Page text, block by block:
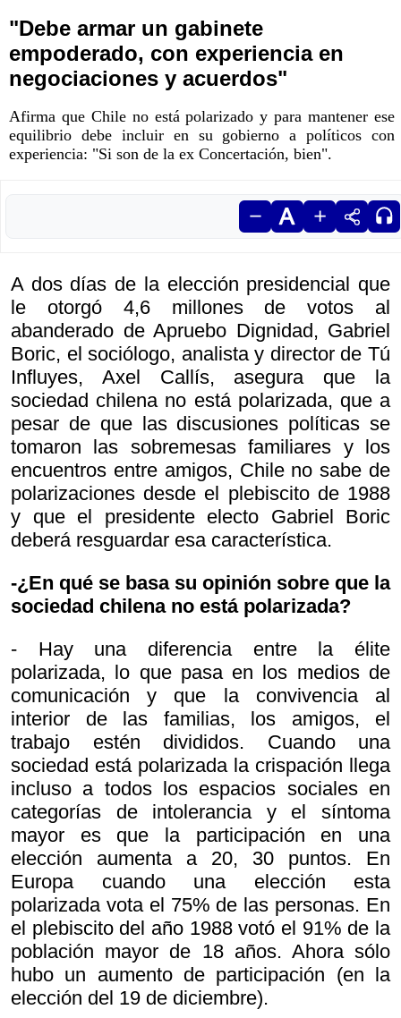
"Debe armar un gabinete
empoderado, con experiencia en
negociaciones y acuerdos"
Afirma que Chile no está polarizado y para mantener ese
equilibrio debe incluir en su gobierno a políticos con
experiencia: "Si son de la ex Concertación, bien".
A dos días de la elección presidencial que
le otorgó 4,6 millones de votos al
abanderado de Apruebo Dignidad, Gabriel
Boric, el sociólogo, analista y director de Tú
Influyes, Axel Callís, asegura que la
sociedad chilena no está polarizada, que a
pesar de que las discusiones políticas se
tomaron las sobremesas familiares y los
encuentros entre amigos, Chile no sabe de
polarizaciones desde el plebiscito de 1988
y que el presidente electo Gabriel Boric
deberá resguardar esa característica.
-¿En qué se basa su opinión sobre que la
sociedad chilena no está polarizada?
- Hay una diferencia entre la élite
polarizada, lo que pasa en los medios de
comunicación y que la convivencia al
interior de las familias, los amigos, el
trabajo estén divididos. Cuando una
sociedad está polarizada la crispación llega
incluso a todos los espacios sociales en
categorías de intolerancia y el síntoma
mayor es que la participación en una
elección aumenta a 20, 30 puntos. En
Europa cuando una elección esta
polarizada vota el 75% de las personas. En
el plebiscito del año 1988 votó el 91% de la
población mayor de 18 años. Ahora sólo
hubo un aumento de participación (en la
elección del 19 de diciembre).